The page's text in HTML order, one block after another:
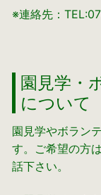
※連絡先：
園見学・
について
園見学やボラン
す。ご希望の方
話下さい。